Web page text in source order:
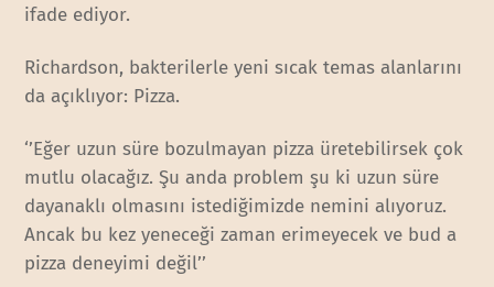
ifade ediyor.
Richardson, bakterilerle yeni sıcak temas alanlarını
da açıklıyor: Pizza.
‘’Eğer uzun süre bozulmayan pizza üretebilirsek çok
mutlu olacağız. Şu anda problem şu ki uzun süre
dayanaklı olmasını istediğimizde nemini alıyoruz.
Ancak bu kez yeneceği zaman erimeyecek ve bud a
pizza deneyimi değil’’